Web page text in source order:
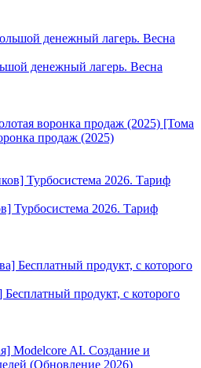
денежный лагерь. Весна
[Тома
продаж (2025)
Турбосистема 2026. Тариф
продукт, с которого